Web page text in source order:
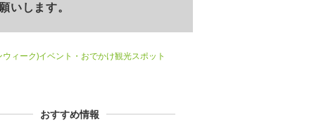
します。
ィーク)イベント・おでかけ観光スポット
おすすめ情報